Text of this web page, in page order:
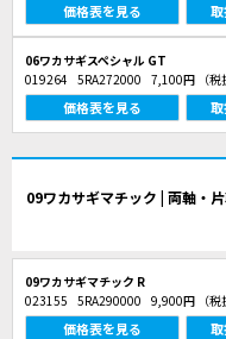
価格表を見る
06ワカサギスペシャル GT
019264 5RA272000 7,100円 （税
価格表を見る
09ワカサギマチック | 両軸・
09ワカサギマチック R
023155 5RA290000 9,900円 （税
価格表を見る